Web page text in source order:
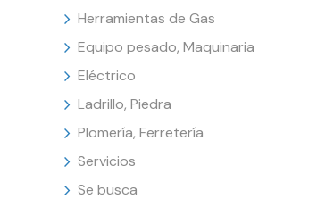
Herramientas de Gas
Equipo pesado, Maquinaria
Eléctrico
Ladrillo, Piedra
Plomería, Ferretería
Servicios
Se busca